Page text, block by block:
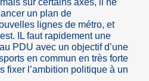
sur certains axes, il ne
un plan de
lignes de métro, et
IL faut rapidement une
PDU avec un objectif d’une
en commun en très forte
fixer l’ambition politique à un